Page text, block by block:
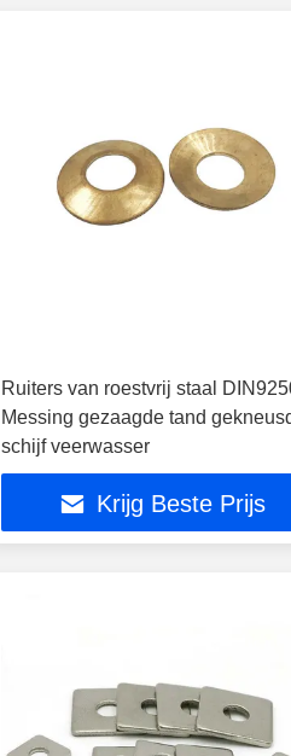
Ruiters van roestvrij staal
Messing gezaagde tand
schijf veerwasser
Krijg Beste Prijs